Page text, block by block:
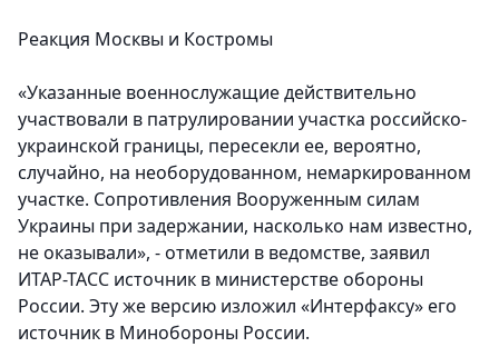
Реакция Москвы и Костромы
«Указанные военнослужащие действительно
участвовали в патрулировании участка российско-
украинской границы, пересекли ее, вероятно,
случайно, на необорудованном, немаркированном
участке. Сопротивления Вооруженным силам
Украины при задержании, насколько нам известно,
не оказывали», - отметили в ведомстве, заявил
ИТАР-ТАСС источник в министерстве обороны
России. Эту же версию изложил «Интерфаксу» его
источник в Минобороны России.